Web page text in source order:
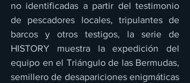
no identificadas a partir del testimonio
de pescadores locales, tripulantes de
barcos y otros testigos, la serie de
HISTORY muestra la expedición del
equipo en el Triángulo de las Bermudas,
semillero de desapariciones enigmáticas